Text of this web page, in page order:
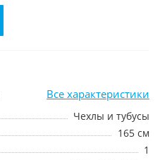
Все характеристики
Чехлы и тубусы
165 см
1